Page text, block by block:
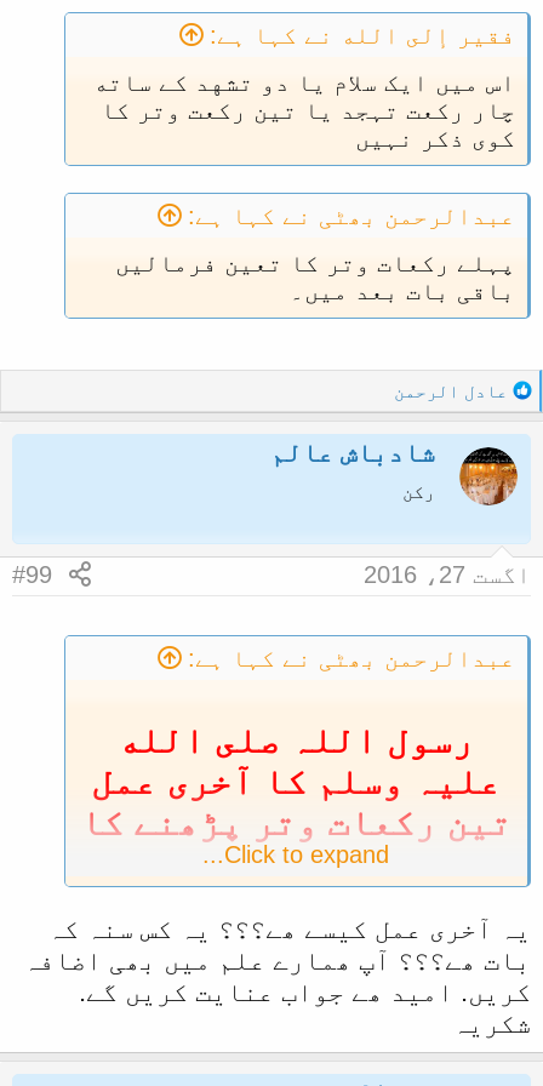
فقير إلى الله نے کہا ہے:
اس میں ایک سلام یا دو تشهد کے ساته
چار رکعت تہجد یا تین رکعت وتر کا
کوی ذکر نہیں
عبدالرحمن بھٹی نے کہا ہے:
پہلے رکعات وتر کا تعین فرمالیں
باقی بات بعد میں۔
R
e
a
c
t
o
n
عادل الرحمن
شادباش عالم
رکن
اگست 27، 2016 #99
عبدالرحمن بھٹی نے کہا ہے:
رسول اللہ صلى الله
عليہ وسلم كا آخرى عمل
تین رکعات وتر پڑھنے کا
تھا
صحيح البخاری: کتاب الجمعہ: بَاب
قِيَامِ النَّبِيِّ صَلَّى اللَّهُ عَلَيْهِ وَسَلَّمَ
بِاللَّيْلِ فِي رَمَضَانَ وَغَيْرِهِ:
ابوسلمۃ بن عبد الرحمن رحمۃ اللہ
علیہ نے عائشہ رضی اللہ تعالی عنہا
Click to expand...
یہ آخری عمل کیسے ھے؟؟؟ یہ کس سنہ کہ
بات ھے؟؟؟ آپ ھمارے علم میں بھی اضافہ
کریں. امید ھے جواب عنایت کریں گے.
شکریہ